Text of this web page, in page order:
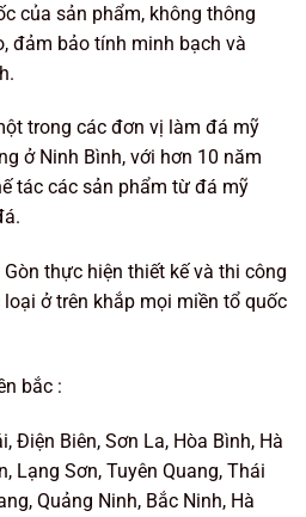
của sản phẩm, không thông
đảm bảo tính minh bạch và
trong các đơn vị làm đá mỹ
ở Ninh Bình, với hơn 10 năm
tác các sản phẩm từ đá mỹ
thực hiện thiết kế và thi công
ở trên khắp mọi miền tổ quốc
bắc :
Điện Biên, Sơn La, Hòa Bình, Hà
Lạng Sơn, Tuyên Quang, Thái
Quảng Ninh, Bắc Ninh, Hà